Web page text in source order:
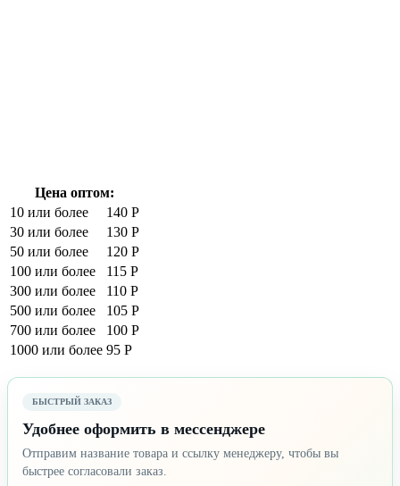
Цена оптом:
10 или более
140 Р
30 или более
130 Р
50 или более
120 Р
100 или более
115 Р
300 или более
110 Р
500 или более
105 Р
700 или более
100 Р
1000 или более 95 Р
БЫСТРЫЙ ЗАКАЗ
Удобнее оформить в мессенджере
Отправим название товара и ссылку менеджеру, чтобы вы
быстрее согласовали заказ.